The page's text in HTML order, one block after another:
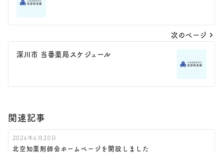
ゲ
シ
ン
次のページ
深川市 当番薬局スケジュール
関連記事
2024年6月20日
北空知薬剤師会ホームページを開設しました